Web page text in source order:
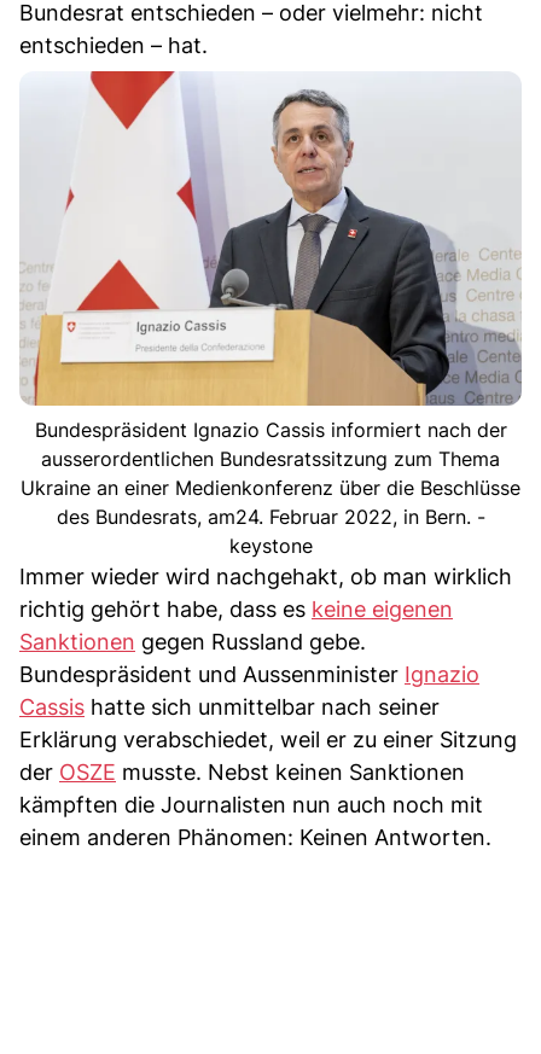
Bundesrat entschieden – oder vielmehr: nicht
entschieden – hat.
Bundespräsident Ignazio Cassis informiert nach der
ausserordentlichen Bundesratssitzung zum Thema
Ukraine an einer Medienkonferenz über die Beschlüsse
des Bundesrats, am24. Februar 2022, in Bern. -
keystone
Immer wieder wird nachgehakt, ob man wirklich
richtig gehört habe, dass es keine eigenen
Sanktionen gegen Russland gebe.
Bundespräsident und Aussenminister Ignazio
Cassis hatte sich unmittelbar nach seiner
Erklärung verabschiedet, weil er zu einer Sitzung
der OSZE musste. Nebst keinen Sanktionen
kämpften die Journalisten nun auch noch mit
einem anderen Phänomen: Keinen Antworten.